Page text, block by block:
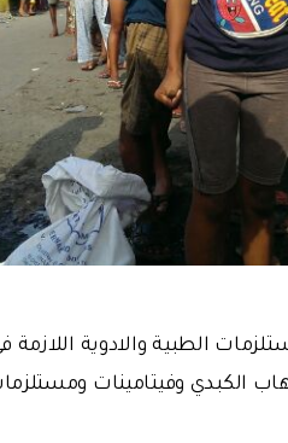
الطبية والادوية
الكبدي وفيتامينات